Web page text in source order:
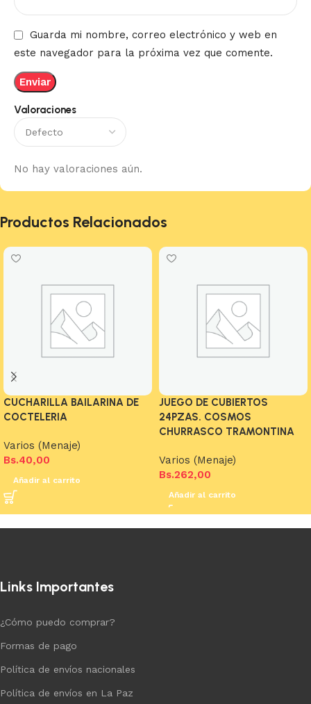
Valoraciones
No hay valoraciones aún.
Guarda mi nombre, correo electrónico y web en
este navegador para la próxima vez que comente.
Productos Relacionados
CUCHARILLA BAILARINA DE
COCTELERIA
Varios (Menaje)
Bs.40,00
Añadir al carrito
JUEGO DE CUBIERTOS
24PZAS. COSMOS
CHURRASCO TRAMONTINA
Varios (Menaje)
Bs.262,00
Añadir al carrito
Links Importantes
¿Cómo puedo comprar?
Formas de pago
Política de envíos nacionales
Política de envíos en La Paz